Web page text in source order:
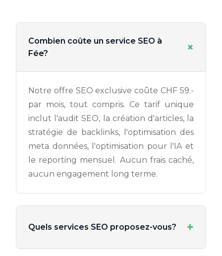
Combien coûte un service SEO à
Fée?
+
Notre offre SEO exclusive coûte CHF 59.-
par mois, tout compris. Ce tarif unique
inclut l'audit SEO, la création d'articles, la
stratégie de backlinks, l'optimisation des
meta données, l'optimisation pour l'IA et
le reporting mensuel. Aucun frais caché,
aucun engagement long terme.
Quels services SEO proposez-vous? +